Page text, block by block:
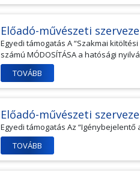
Előadó-művészeti
Egyedi támogatás A “Szakmai
számú MÓDOSÍTÁSA a hatósági
TOVÁBB
Előadó-művészeti
Egyedi támogatás Az
TOVÁBB